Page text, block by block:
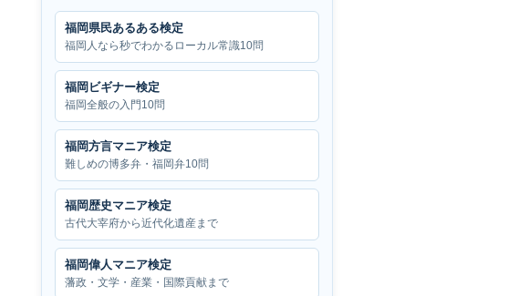
福岡県民あるある検定
福岡人なら秒でわかるローカル常識10問
福岡ビギナー検定
福岡全般の入門10問
福岡方言マニア検定
難しめの博多弁・福岡弁10問
福岡歴史マニア検定
古代大宰府から近代化遺産まで
福岡偉人マニア検定
藩政・文学・産業・国際貢献まで